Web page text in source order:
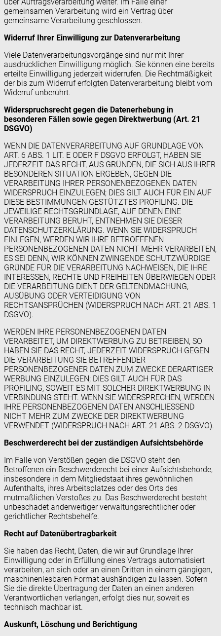
gemeinsamen Verarbeitung wird ein Vertrag über
gemeinsame Verarbeitung geschlossen.
Widerruf Ihrer Einwilligung zur Datenverarbeitung
Viele Datenverarbeitungsvorgänge sind nur mit Ihrer
ausdrücklichen Einwilligung möglich. Sie können eine bereits
erteilte Einwilligung jederzeit widerrufen. Die Rechtmäßigkeit
der bis zum Widerruf erfolgten Datenverarbeitung bleibt vom
Widerruf unberührt.
Widerspruchsrecht gegen die Datenerhebung in
besonderen Fällen sowie gegen Direktwerbung (Art. 21
DSGVO)
WENN DIE DATENVERARBEITUNG AUF GRUNDLAGE VON
ART. 6 ABS. 1 LIT. E ODER F DSGVO ERFOLGT, HABEN SIE
JEDERZEIT DAS RECHT, AUS GRÜNDEN, DIE SICH AUS IHRER
BESONDEREN SITUATION ERGEBEN, GEGEN DIE
VERARBEITUNG IHRER PERSONENBEZOGENEN DATEN
WIDERSPRUCH EINZULEGEN; DIES GILT AUCH FÜR EIN AUF
DIESE BESTIMMUNGEN GESTÜTZTES PROFILING. DIE
JEWEILIGE RECHTSGRUNDLAGE, AUF DENEN EINE
VERARBEITUNG BERUHT, ENTNEHMEN SIE DIESER
DATENSCHUTZERKLÄRUNG. WENN SIE WIDERSPRUCH
EINLEGEN, WERDEN WIR IHRE BETROFFENEN
PERSONENBEZOGENEN DATEN NICHT MEHR VERARBEITEN,
ES SEI DENN, WIR KÖNNEN ZWINGENDE SCHUTZWÜRDIGE
GRÜNDE FÜR DIE VERARBEITUNG NACHWEISEN, DIE IHRE
INTERESSEN, RECHTE UND FREIHEITEN ÜBERWIEGEN ODER
DIE VERARBEITUNG DIENT DER GELTENDMACHUNG,
AUSÜBUNG ODER VERTEIDIGUNG VON
RECHTSANSPRÜCHEN (WIDERSPRUCH NACH ART. 21 ABS. 1
DSGVO).
WERDEN IHRE PERSONENBEZOGENEN DATEN
VERARBEITET, UM DIREKTWERBUNG ZU BETREIBEN, SO
HABEN SIE DAS RECHT, JEDERZEIT WIDERSPRUCH GEGEN
DIE VERARBEITUNG SIE BETREFFENDER
PERSONENBEZOGENER DATEN ZUM ZWECKE DERARTIGER
WERBUNG EINZULEGEN; DIES GILT AUCH FÜR DAS
PROFILING, SOWEIT ES MIT SOLCHER DIREKTWERBUNG IN
VERBINDUNG STEHT. WENN SIE WIDERSPRECHEN, WERDEN
IHRE PERSONENBEZOGENEN DATEN ANSCHLIESSEND
NICHT MEHR ZUM ZWECKE DER DIREKTWERBUNG
VERWENDET (WIDERSPRUCH NACH ART. 21 ABS. 2 DSGVO).
Beschwerde­recht bei der zuständigen Aufsichts­behörde
Im Falle von Verstößen gegen die DSGVO steht den
Betroffenen ein Beschwerderecht bei einer Aufsichtsbehörde,
insbesondere in dem Mitgliedstaat ihres gewöhnlichen
Aufenthalts, ihres Arbeitsplatzes oder des Orts des
mutmaßlichen Verstoßes zu. Das Beschwerderecht besteht
unbeschadet anderweitiger verwaltungsrechtlicher oder
gerichtlicher Rechtsbehelfe.
Recht auf Daten­übertrag­barkeit
Sie haben das Recht, Daten, die wir auf Grundlage Ihrer
Einwilligung oder in Erfüllung eines Vertrags automatisiert
verarbeiten, an sich oder an einen Dritten in einem gängigen,
maschinenlesbaren Format aushändigen zu lassen. Sofern
Sie die direkte Übertragung der Daten an einen anderen
Verantwortlichen verlangen, erfolgt dies nur, soweit es
technisch machbar ist.
Auskunft, Löschung und Berichtigung